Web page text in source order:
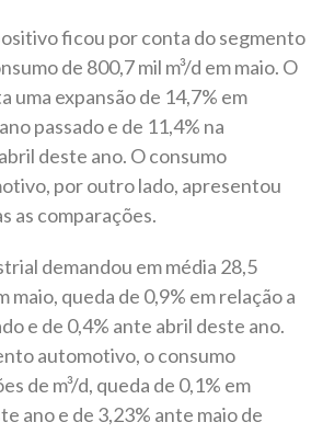
ficou por conta do segmento
de 800,7 mil m³/d em maio. O
uma expansão de 14,7% em
passado e de 11,4% na
deste ano. O consumo
por outro lado, apresentou
as comparações.
demandou em média 28,5
maio, queda de 0,9% em relação a
e de 0,4% ante abril deste ano.
automotivo, o consumo
de m³/d, queda de 0,1% em
ano e de 3,23% ante maio de